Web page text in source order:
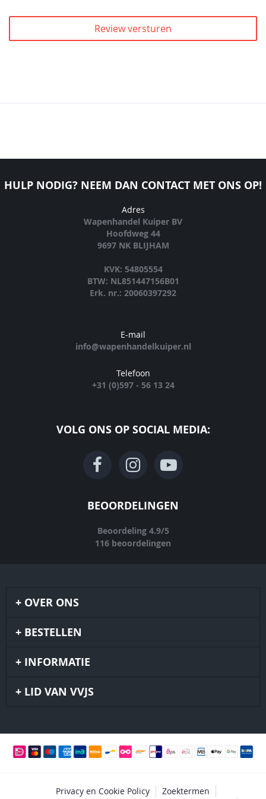
Review versturen
HULP NODIG? NEEM DAN CONTACT MET ONS OP!
Adres
Wapenhandel Kuiper BV
Hoofdweg 44
9697 NK BLIJHAM
KVK: 54805554
BTW: NL851447156B01
Erk. nr.: 20060397292
E-mail
info@wapenhandelkuiper.nl
Telefoon
+31 (0)597 - 56 13 24
VOLG ONS OP SOCIAL MEDIA:
BEOORDELINGEN
Beoordeling 4.9/5
116 beoordelingen
OVER ONS
BESTELLEN
INFORMATIE
LID VAN VVJS
Privacy en Cookie Policy
Zoektermen